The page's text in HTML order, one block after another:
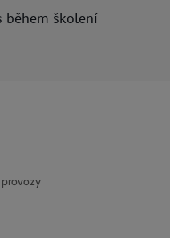
během školení
provozy